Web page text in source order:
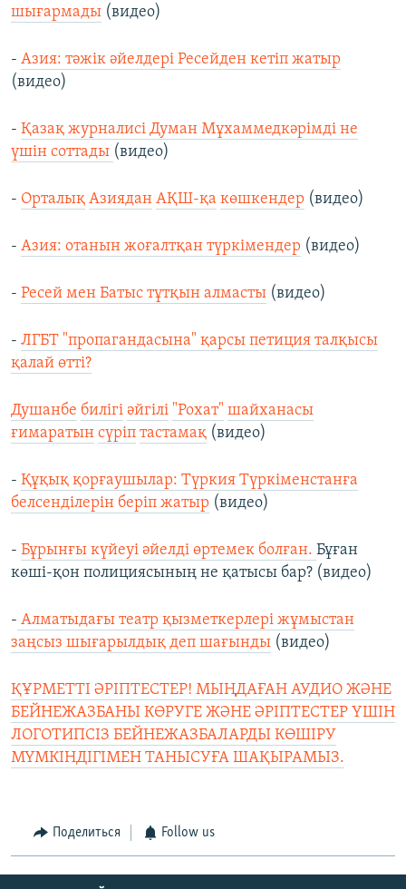
шығармады (видео)
- Азия: тәжік әйелдері Ресейден кетіп жатыр
(видео)
- Қазақ журналисі Думан Мұхаммедкәрімді не
үшін соттады (видео)
- Орталық Азиядан АҚШ-қа көшкендер (видео)
- Азия: отанын жоғалтқан түркімендер (видео)
- Ресей мен Батыс тұтқын алмасты (видео)
- ЛГБТ "пропагандасына" қарсы петиция талқысы
қалай өтті?
Душанбе билігі әйгілі "Рохат" шайханасы
ғимаратын сүріп тастамақ (видео)
- Құқық қорғаушылар: Түркия Түркіменстанға
белсенділерін беріп жатыр (видео)
- Бұрынғы күйеуі әйелді өртемек болған. Бұған
көші-қон полициясының не қатысы бар? (видео)
- Алматыдағы театр қызметкерлері жұмыстан
заңсыз шығарылдық деп шағынды (видео)
ҚҰРМЕТТІ ӘРІПТЕСТЕР! МЫҢДАҒАН АУДИО ЖӘНЕ
БЕЙНЕЖАЗБАНЫ КӨРУГЕ ЖӘНЕ ӘРІПТЕСТЕР ҮШІН
ЛОГОТИПСІЗ БЕЙНЕЖАЗБАЛАРДЫ КӨШІРУ
МҮМКІНДІГІМЕН ТАНЫСУҒА ШАҚЫРАМЫЗ.
Поделиться Follow us